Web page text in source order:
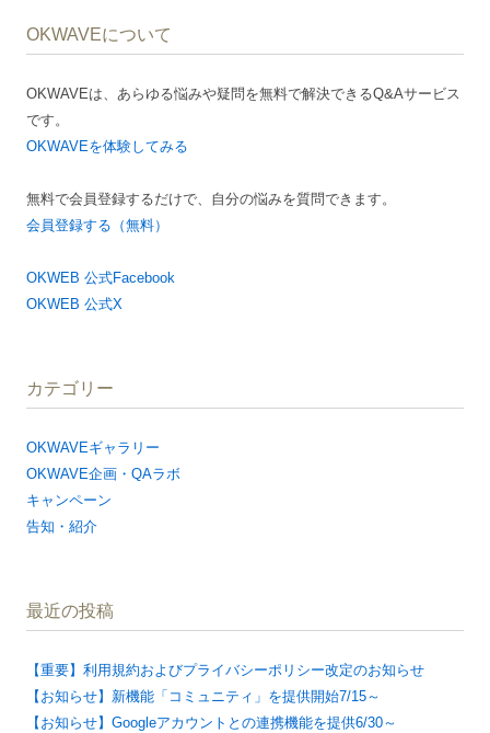
ー
ョ
ン
OKWAVEについて
OKWAVEは、あらゆる悩みや疑問を無料で解決できるQ&Aサービス
です。
OKWAVEを体験してみる
無料で会員登録するだけで、自分の悩みを質問できます。
会員登録する（無料）
OKWEB 公式Facebook
OKWEB 公式X
カテゴリー
OKWAVEギャラリー
OKWAVE企画・QAラボ
キャンペーン
告知・紹介
最近の投稿
【重要】利用規約およびプライバシーポリシー改定のお知らせ
【お知らせ】新機能「コミュニティ」を提供開始7/15～
【お知らせ】Googleアカウントとの連携機能を提供6/30～